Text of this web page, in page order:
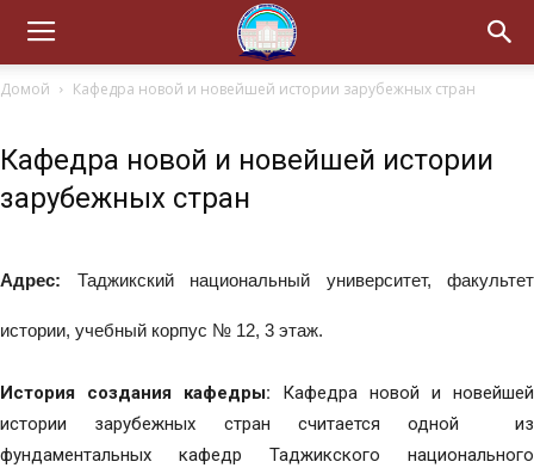
Домой Кафедра новой и новейшей истории зарубежных стран
Кафедра новой и новейшей истории
зарубежных стран
Адрес: Таджикский национальный университет, факультет
истории, учебный корпус № 12, 3 этаж.
История создания кафедры: Кафедра новой и новейшей
истории зарубежных стран считается одной из
фундаментальных кафедр Таджикского национального